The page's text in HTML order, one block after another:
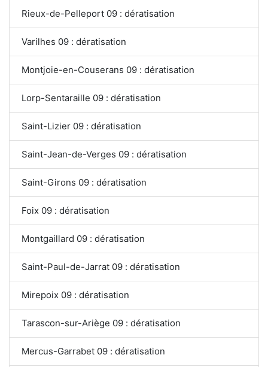
Rieux-de-Pelleport 09 : dératisation
Varilhes 09 : dératisation
Montjoie-en-Couserans 09 : dératisation
Lorp-Sentaraille 09 : dératisation
Saint-Lizier 09 : dératisation
Saint-Jean-de-Verges 09 : dératisation
Saint-Girons 09 : dératisation
Foix 09 : dératisation
Montgaillard 09 : dératisation
Saint-Paul-de-Jarrat 09 : dératisation
Mirepoix 09 : dératisation
Tarascon-sur-Ariège 09 : dératisation
Mercus-Garrabet 09 : dératisation